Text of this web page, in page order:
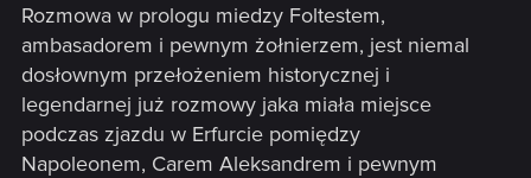
Rozmowa w prologu miedzy Foltestem,
ambasadorem i pewnym żołnierzem, jest niemal
dosłownym przełożeniem historycznej i
legendarnej już rozmowy jaka miała miejsce
podczas zjazdu w Erfurcie pomiędzy
Napoleonem, Carem Aleksandrem i pewnym